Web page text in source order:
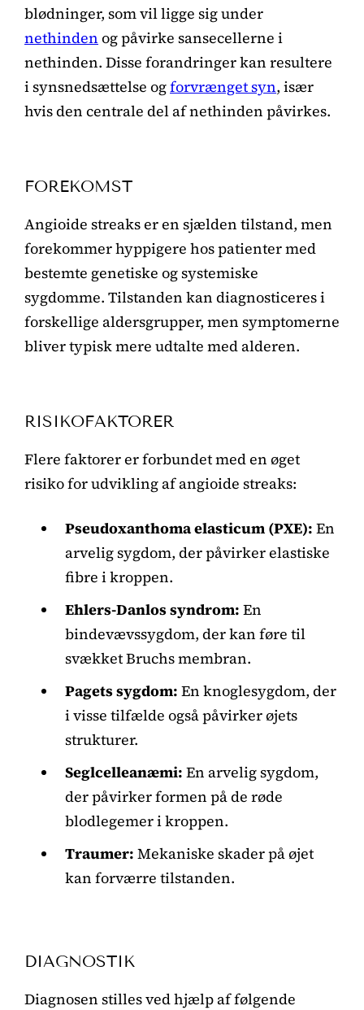
blødninger, som vil ligge sig under
nethinden og påvirke sansecellerne i
nethinden. Disse forandringer kan resultere
i synsnedsættelse ogforvrænget syn, især
hvis den centrale del af nethinden påvirkes.
FOREKOMST
Angioide streaks er en sjælden tilstand, men
forekommer hyppigere hos patienter med
bestemte genetiske og systemiske
sygdomme. Tilstanden kan diagnosticeres i
forskellige aldersgrupper, men symptomerne
bliver typisk mere udtalte med alderen.
RISIKOFAKTORER
Flere faktorer er forbundet med en øget
risiko for udvikling af angioide streaks:
Pseudoxanthoma elasticum (PXE): En
arvelig sygdom, der påvirker elastiske
fibre i kroppen.
Ehlers-Danlos syndrom: En
bindevævssygdom, der kan føre til
svækket Bruchs membran.
Pagets sygdom: En knoglesygdom, der
i visse tilfælde også påvirker øjets
strukturer.
Seglcelleanæmi: En arvelig sygdom,
der påvirker formen på de røde
blodlegemer i kroppen.
Traumer: Mekaniske skader på øjet
kan forværre tilstanden.
DIAGNOSTIK
Diagnosen stilles ved hjælp af følgende